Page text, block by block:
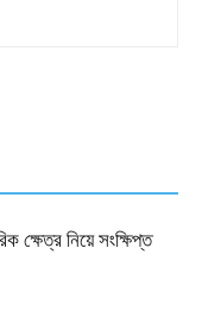
ক্ষেত্র নিয়ে সংক্ষিপ্ত